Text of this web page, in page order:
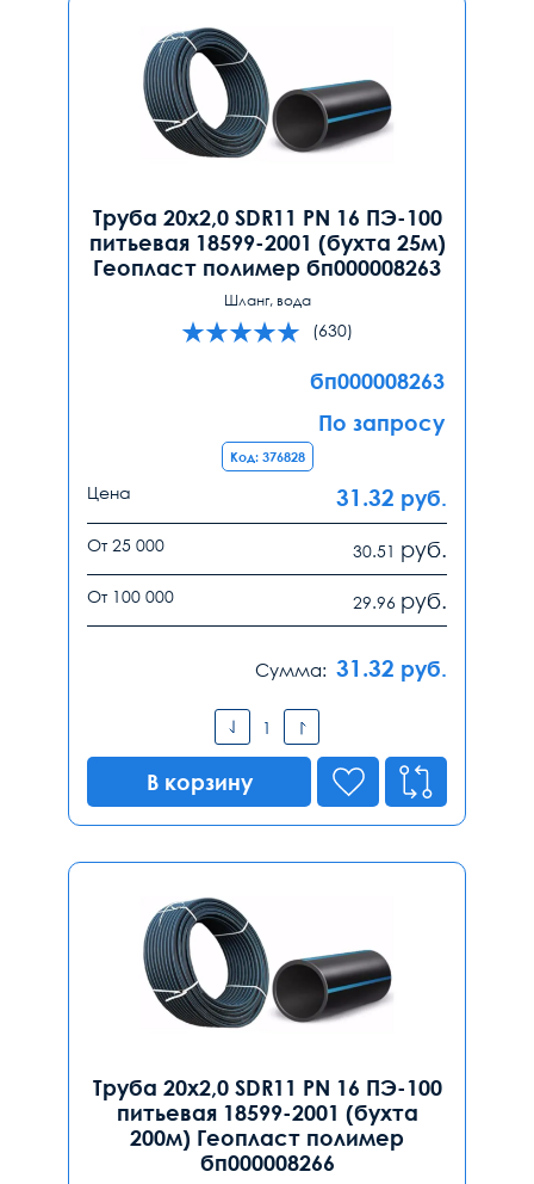
Труба 20х2,0 SDR11 PN 16 ПЭ-100
питьевая 18599-2001 (бухта 25м)
Геопласт полимер бп000008263
Шланг, вода
(630)
бп000008263
По запросу
Код: 376828
Цена 31.32 руб.
От 25 000 30.51 руб.
От 100 000 29.96 руб.
Сумма: 31.32 руб.
В корзину
Труба 20х2,0 SDR11 PN 16 ПЭ-100
питьевая 18599-2001 (бухта
200м) Геопласт полимер
бп000008266